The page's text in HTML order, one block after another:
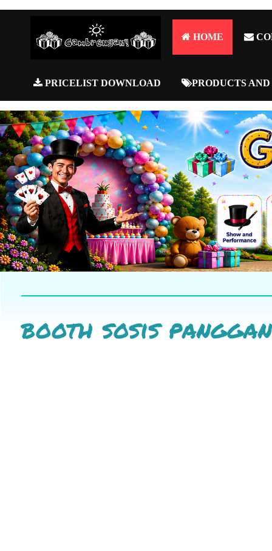
HOME
PRICELIST DOWNLOAD PRODUCTS
booth sosis